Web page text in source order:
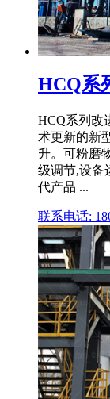
HCQ系
HCQ系列改
术更新的新
升。可粉磨
级调节,设备
代产品 ...
联系电话: